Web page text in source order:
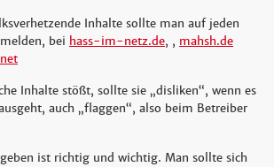
Inhalte sollte man auf jeden
bei hass-im-netz.de, , mahsh.de
Inhalte stößt, sollte sie „disliken“, wenn es
auch „flaggen“, also beim Betreiber
ist richtig und wichtig. Man sollte sich